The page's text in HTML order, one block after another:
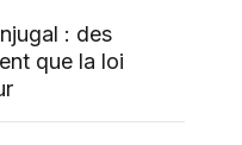
: des
que la loi